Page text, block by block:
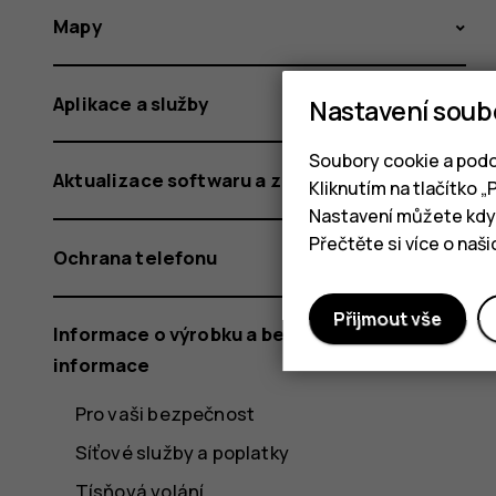
Mapy
Aplikace a služby
Aktualizace softwaru a zálohování
Ochrana telefonu
Informace o výrobku a bezpečnostní
informace
Pro vaši bezpečnost
Síťové služby a poplatky
Nastavení
Soubory cookie a
Kliknutím na tlačítko
Nastavení můžete
Přečtěte si více o
Přijmout vše